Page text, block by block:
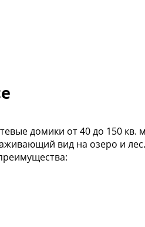
домики от 40 до 150
вид на озеро и